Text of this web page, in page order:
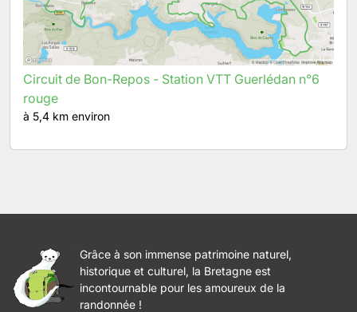
Circuit de Bon-Repos - Station VTT Guerlédan n°6
rouge
à 5,4 km environ
Grâce à son immense patrimoine naturel,
historique et culturel, la Bretagne est
incontournable pour les amoureux de la
randonnée !